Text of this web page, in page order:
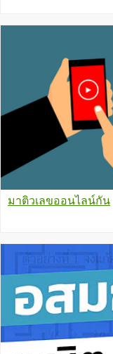
มาติวเลขออนไลน์กัน